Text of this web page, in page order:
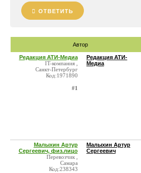
ОТВЕТИТЬ
Автор
Редакция АТИ-Медиа
IT-компания ,
Санкт-Петербург
Код:1971890
#1
Редакция АТИ-
Медиа
Малыхин Артур
Сергеевич, физ.лицо
Перевозчик ,
Самара
Код:238343
Малыхин Артур
Сергеевич